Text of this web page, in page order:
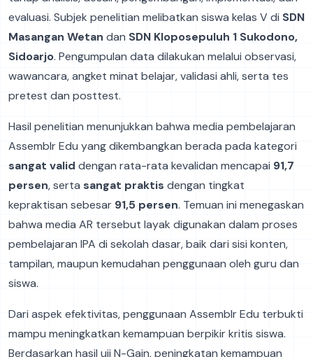
evaluasi. Subjek penelitian melibatkan siswa kelas V di SDN
Masangan Wetan dan SDN Kloposepuluh 1 Sukodono,
Sidoarjo. Pengumpulan data dilakukan melalui observasi,
wawancara, angket minat belajar, validasi ahli, serta tes
pretest dan posttest.
Hasil penelitian menunjukkan bahwa media pembelajaran
Assemblr Edu yang dikembangkan berada pada kategori
sangat valid dengan rata-rata kevalidan mencapai 91,7
persen, serta sangat praktis dengan tingkat
kepraktisan sebesar 91,5 persen. Temuan ini menegaskan
bahwa media AR tersebut layak digunakan dalam proses
pembelajaran IPA di sekolah dasar, baik dari sisi konten,
tampilan, maupun kemudahan penggunaan oleh guru dan
siswa.
Dari aspek efektivitas, penggunaan Assemblr Edu terbukti
mampu meningkatkan kemampuan berpikir kritis siswa.
Berdasarkan hasil uji N-Gain, peningkatan kemampuan